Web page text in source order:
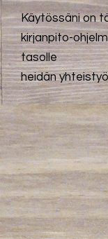
Käytössäni on
kirjanpito-
tasolle
heidän